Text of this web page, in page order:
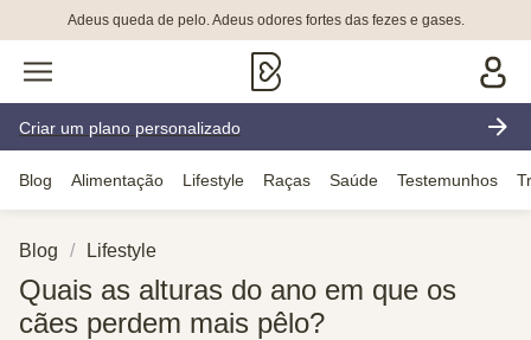
Adeus queda de pelo. Adeus odores fortes das fezes e gases.
Criar um plano personalizado
Blog Alimentação Lifestyle Raças Saúde Testemunhos
Blog Lifestyle
Quais as alturas do ano em que os
cães perdem mais pêlo?